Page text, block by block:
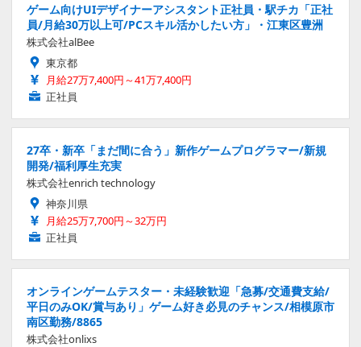
ゲーム向けUIデザイナーアシスタント正社員・駅チカ「正社
員/月給30万以上可/PCスキル活かしたい方」・江東区豊洲
株式会社alBee
東京都
月給27万7,400円～41万7,400円
正社員
27卒・新卒「まだ間に合う」新作ゲームプログラマー/新規
開発/福利厚生充実
株式会社enrich technology
神奈川県
月給25万7,700円～32万円
正社員
オンラインゲームテスター・未経験歓迎「急募/交通費支給/
平日のみOK/賞与あり」ゲーム好き必見のチャンス/相模原市
南区勤務/8865
株式会社onlixs